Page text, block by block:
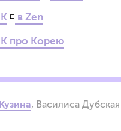
◽ в Zen
про Корею
, Василиса Дубская